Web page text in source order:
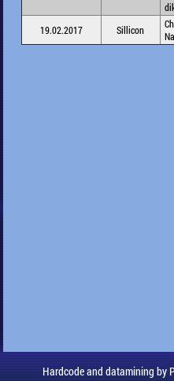
19.02.2017
Sillicon
Hardcode and datamining by